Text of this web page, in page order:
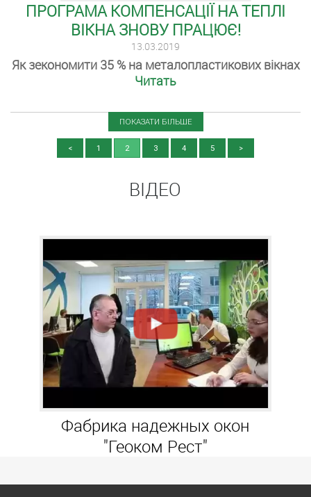
ПРОГРАМА КОМПЕНСАЦІЇ НА ТЕПЛІ
ВІКНА ЗНОВУ ПРАЦЮЄ!
13.03.2019
Як зекономити 35 % на металопластикових вікнах
Читать
ПОКАЗАТИ БІЛЬШЕ
< 1 2 3 4 5 >
ВІДЕО
Фабрика надежных окон
"Геоком Рест"